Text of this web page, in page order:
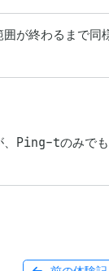
が終わるまで同
、Ping-tのみで